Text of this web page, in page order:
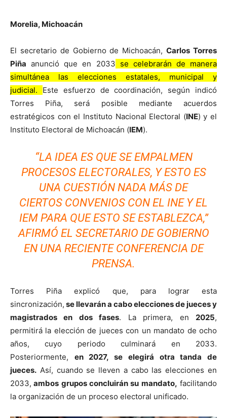
Morelia, Michoacán
El secretario de Gobierno de Michoacán,Carlos Torres
Piña anunció que en 2033 se celebrarán de manera
simultánea las elecciones estatales, municipal y
judicial. Este esfuerzo de coordinación, según indicó
Torres Piña, será posible mediante acuerdos
estratégicos con el Instituto Nacional Electoral (INE) y el
Instituto Electoral de Michoacán (IEM).
“LA IDEA ES QUE SE EMPALMEN
PROCESOS ELECTORALES, Y ESTO ES
UNA CUESTIÓN NADA MÁS DE
CIERTOS CONVENIOS CON EL INE Y EL
IEM PARA QUE ESTO SE ESTABLEZCA,”
AFIRMÓ EL SECRETARIO DE GOBIERNO
EN UNA RECIENTE CONFERENCIA DE
PRENSA.
Torres Piña explicó que, para lograr esta
sincronización, se llevarán a cabo elecciones de jueces y
magistrados en dos fases. La primera, en2025,
permitirá la elección de jueces con un mandato de ocho
años, cuyo periodo culminará en 2033.
Posteriormente, en 2027, se elegirá otra tanda de
jueces. Así, cuando se lleven a cabo las elecciones en
2033, ambos grupos concluirán su mandato, facilitando
la organización de un proceso electoral unificado.